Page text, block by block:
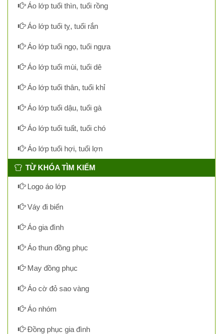
Áo lớp tuổi thìn, tuổi rồng
Áo lớp tuổi tỵ, tuổi rắn
Áo lớp tuổi ngọ, tuổi ngựa
Áo lớp tuổi mùi, tuổi dê
Áo lớp tuổi thân, tuổi khỉ
Áo lớp tuổi dậu, tuổi gà
Áo lớp tuổi tuất, tuổi chó
Áo lớp tuổi hợi, tuổi lợn
TỪ KHÓA TÌM KIẾM
Logo áo lớp
Váy đi biển
Áo gia đình
Áo thun đồng phục
May đồng phục
Áo cờ đỏ sao vàng
Áo nhóm
Đồng phục gia đình